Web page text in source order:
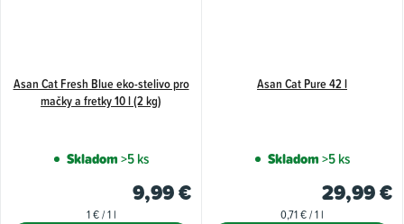
Asan Cat Fresh Blue eko-stelivo pro
mačky a fretky 10 l (2 kg)
Skladom>5 ks
9,99 €
Jednotková
1 € / 1 l
Asan Cat Pure 42 l
Skladom>5 ks
29,99 €
Jednotková
0,71 € / 1 l